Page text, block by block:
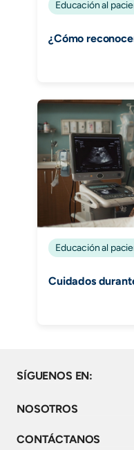
Educación al
¿Cómo
Educación al
Cuidados
SÍGUENOS EN:
NOSOTROS
CONTÁCTANOS